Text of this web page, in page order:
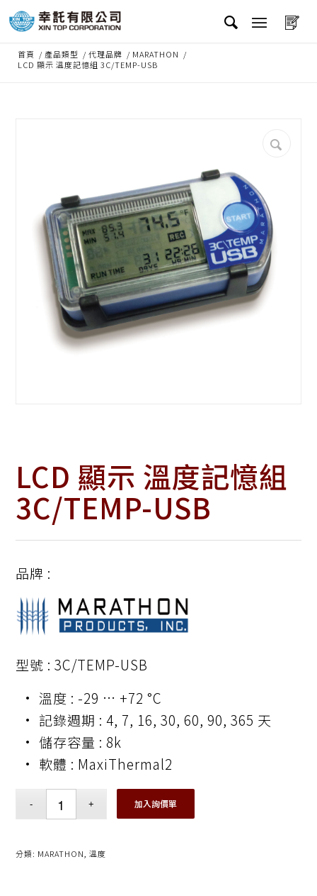
首頁 / 產品類型 / 代理品牌 / MARATHON /
LCD 顯示 溫度記憶組 3C/TEMP-USB
LCD 顯示 溫度記憶組
3C/TEMP-USB
品牌 :
型號 : 3C/TEMP-USB
• 溫度 : -29 … +72 °C
• 記錄週期 : 4, 7, 16, 30, 60, 90, 365 天
• 儲存容量 : 8k
• 軟體 : MaxiThermal2
加入詢價單
分類: MARATHON,溫度